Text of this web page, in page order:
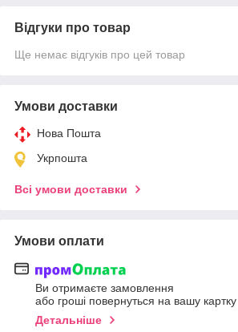
Відгуки про товар
Ще немає відгуків про цей товар
Умови доставки
Нова Пошта
Укрпошта
Всі умови доставки
Умови оплати
Ви отримаєте замовлення
або гроші повернуться на вашу картку
Детальніше